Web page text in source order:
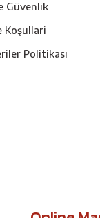
Güvenlik
Koşullari
Politikası